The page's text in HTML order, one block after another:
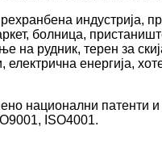
индустрија,
болница,
на рудник, терен за
енергија,
национални патенти и
ISO4001.